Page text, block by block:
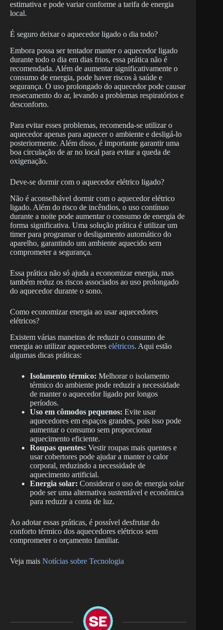
estimativa e pode variar conforme a tarifa de energia
local.
É seguro deixar o aquecedor ligado o dia todo?
Embora possa ser tentador manter o aquecedor ligado
durante todo o dia em dias frios, essa prática não é
recomendada. Além de aumentar significativamente o
consumo de energia, pode haver riscos à saúde e
segurança. O uso prolongado do aquecedor pode causar
ressecamento do ar, levando a problemas respiratórios e
desconforto.
Para evitar esses problemas, recomenda-se utilizar o
aquecedor apenas para aquecer o ambiente e desligá-lo
posteriormente. Além disso, é importante garantir uma
boa circulação de ar no local para evitar a queda de
oxigenação.
Deve-se dormir com o aquecedor elétrico ligado?
Não é aconselhável dormir com o aquecedor elétrico
ligado. Além do risco de incêndios, o uso contínuo
durante a noite pode aumentar o consumo de energia de
forma significativa. Uma solução prática é utilizar um
timer para programar o desligamento automático do
aparelho, garantindo um ambiente aquecido sem
comprometer a segurança.
Essa prática não só ajuda a economizar energia, mas
também reduz os riscos associados ao uso prolongado
do aquecedor durante o sono.
Como economizar energia ao usar aquecedores
elétricos?
Existem várias maneiras de reduzir o consumo de
energia ao utilizar aquecedores elétricos. Aqui estão
algumas dicas práticas:
Isolamento térmico: Melhorar o isolamento
térmico do ambiente pode reduzir a necessidade
de manter o aquecedor ligado por longos
períodos.
Uso em cômodos pequenos: Evite usar
aquecedores em espaços grandes, pois isso pode
aumentar o consumo sem proporcionar
aquecimento eficiente.
Roupas quentes: Vestir roupas mais quentes e
usar cobertores pode ajudar a manter o calor
corporal, reduzindo a necessidade de
aquecimento artificial.
Energia solar: Considerar o uso de energia solar
pode ser uma alternativa sustentável e econômica
para reduzir a conta de luz.
Ao adotar essas práticas, é possível desfrutar do
conforto térmico dos aquecedores elétricos sem
comprometer o orçamento familiar.
Veja mais Notícias sobre Tecnologia